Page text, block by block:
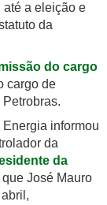
até a eleição e
da
do cargo
cargo de
informou
da
da
José Mauro